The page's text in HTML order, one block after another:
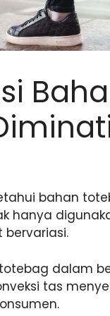
bahan
hanya
dalam
tas